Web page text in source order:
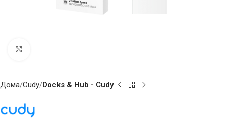
Дома Cudy Docks & Hub - Cudy